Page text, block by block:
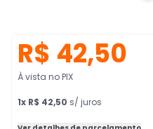
R$ 42,50
À vista no PIX
1x R$ 42,50 s/ juros